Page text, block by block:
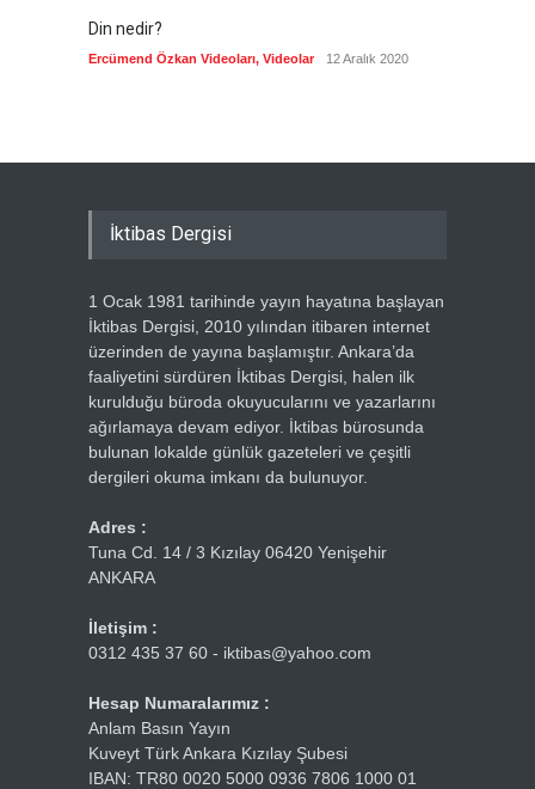
Din nedir?
Ercümend Özkan Videoları, Videolar 12 Aralık 2020
İktibas Dergisi
1 Ocak 1981 tarihinde yayın hayatına başlayan
İktibas Dergisi, 2010 yılından itibaren internet
üzerinden de yayına başlamıştır. Ankara’da
faaliyetini sürdüren İktibas Dergisi, halen ilk
kurulduğu büroda okuyucularını ve yazarlarını
ağırlamaya devam ediyor. İktibas bürosunda
bulunan lokalde günlük gazeteleri ve çeşitli
dergileri okuma imkanı da bulunuyor.
Adres :
Tuna Cd. 14 / 3 Kızılay 06420 Yenişehir
ANKARA
İletişim :
0312 435 37 60 - iktibas@yahoo.com
Hesap Numaralarımız :
Anlam Basın Yayın
Kuveyt Türk Ankara Kızılay Şubesi
IBAN: TR80 0020 5000 0936 7806 1000 01